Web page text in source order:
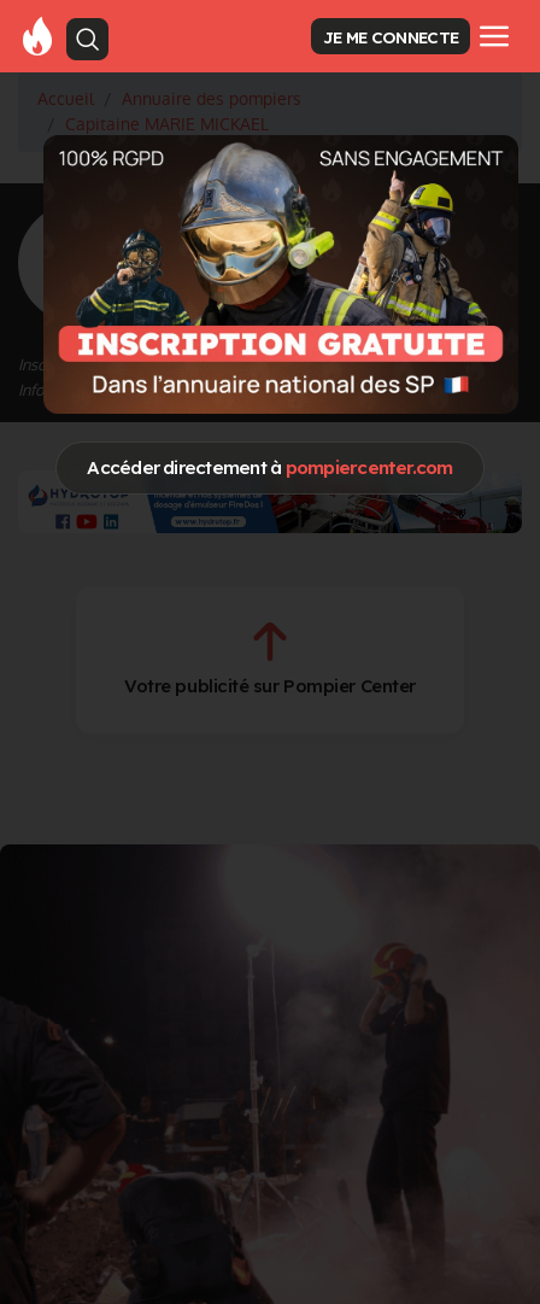
Accéder directement à pompiercenter.com
JE ME CONNECTE
Accueil
Annuaire des pompiers
Capitaine MARIE MICKAEL
<Retour à la liste des pompiers
MARIE
MICKAEL
Grade : Capitaine
Inscrit depuis le 01/10/2020 à 18:13
Informations mises à jour le 01/10/2020 à 18:15
Votre publicité sur Pompier Center